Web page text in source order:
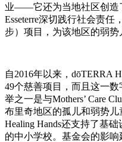
业——它还为当地社区创造
Esseterre深切践行社会责任
步）项目，为该地区的弱势
自2016年以来，dōTERRA
49个慈善项目，而且这一
举之一是与Mothers’ Care
布里奇地区的孤儿和弱势
Healing Hands还支持了基
的中小学校。基金会的影